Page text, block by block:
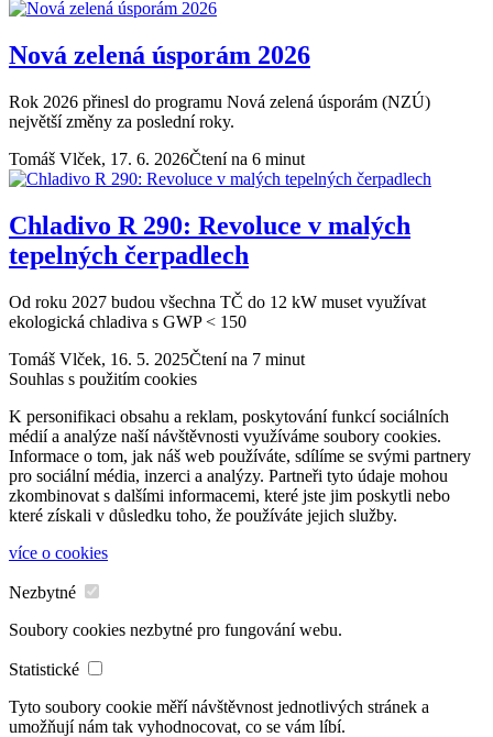
Nová zelená úsporám 2026
Rok 2026 přinesl do programu Nová zelená úsporám (NZÚ)
největší změny za poslední roky.
Tomáš Vlček, 17. 6. 2026Čtení na 6 minut
Chladivo R 290: Revoluce v malých
tepelných čerpadlech
Od roku 2027 budou všechna TČ do 12 kW muset využívat
ekologická chladiva s GWP < 150
Tomáš Vlček, 16. 5. 2025Čtení na 7 minut
Souhlas s použitím cookies
K personifikaci obsahu a reklam, poskytování funkcí sociálních
médií a analýze naší návštěvnosti využíváme soubory cookies.
Informace o tom, jak náš web používáte, sdílíme se svými partnery
pro sociální média, inzerci a analýzy. Partneři tyto údaje mohou
zkombinovat s dalšími informacemi, které jste jim poskytli nebo
které získali v důsledku toho, že používáte jejich služby.
více o cookies
Nezbytné
Soubory cookies nezbytné pro fungování webu.
Statistické
Tyto soubory cookie měří návštěvnost jednotlivých stránek a
umožňují nám tak vyhodnocovat, co se vám líbí.